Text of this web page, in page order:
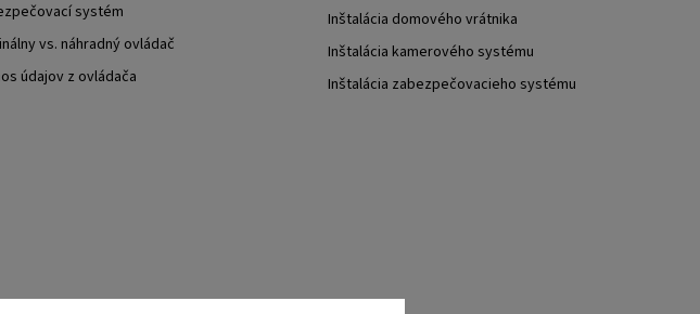
systém
vs. náhradný ovládač
údajov z ovládača
Inštalácia domového vrátnika
Inštalácia kamerového systému
Inštalácia zabezpečovacieho systému